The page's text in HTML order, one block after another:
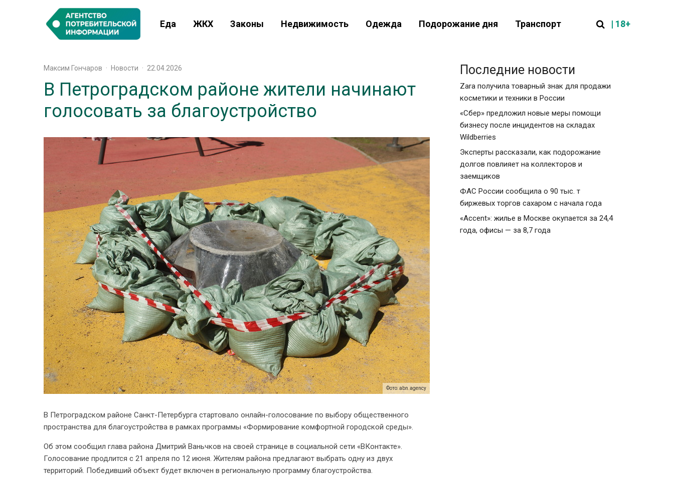
Еда ЖКХ Законы Недвижимость Одежда Подорожание дня Транспорт | 18+
Максим Гончаров · Новости · 22.04.2026
В Петроградском районе жители начинают
голосовать за благоустройство
Фото: abn.agency
В Петроградском районе Санкт-Петербурга стартовало онлайн-голосование по выбору общественного
пространства для благоустройства в рамках программы «Формирование комфортной городской среды».
Об этом сообщил глава района Дмитрий Ваньчков на своей странице в социальной сети «ВКонтакте».
Голосование продлится с 21 апреля по 12 июня. Жителям района предлагают выбрать одну из двух
территорий. Победивший объект будет включен в региональную программу благоустройства.
Последние новости
Zara получила товарный знак для продажи
косметики и техники в России
«Сбер» предложил новые меры помощи
бизнесу после инцидентов на складах
Wildberries
Эксперты рассказали, как подорожание
долгов повлияет на коллекторов и
заемщиков
ФАС России сообщила о 90 тыс. т
биржевых торгов сахаром с начала года
«Accent»: жилье в Москве окупается за 24,4
года, офисы — за 8,7 года